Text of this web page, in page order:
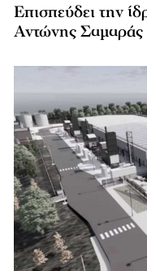
Επισπεύδει την
Αντώνης